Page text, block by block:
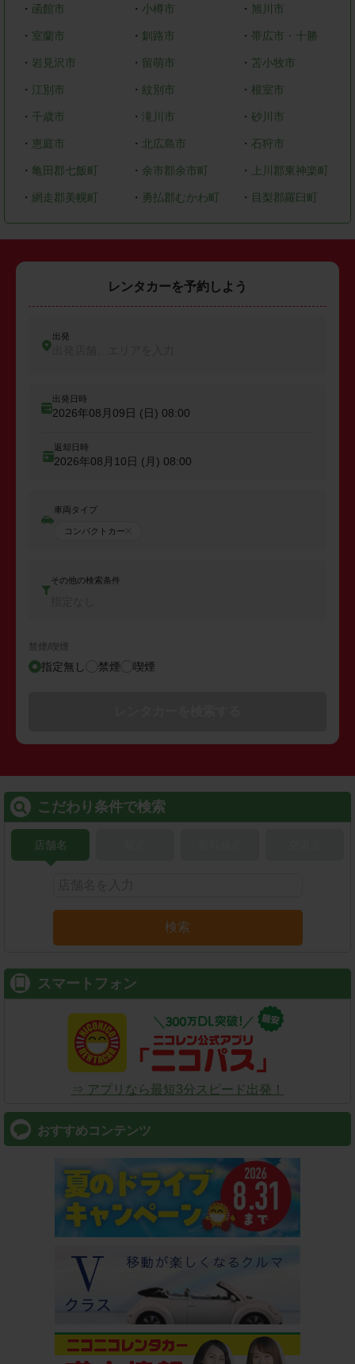
・ 函館市 ・ 小樽市 ・ 旭川市
・ 室蘭市 ・ 釧路市 ・ 帯広市・十勝
・ 岩見沢市 ・ 留萌市 ・苫小牧市
・ 江別市 ・ 紋別市 ・ 根室市
・ 千歳市 ・ 滝川市 ・砂川市
・ 恵庭市 ・ 北広島市 ・ 石狩市
・ 亀田郡七飯町 ・ 余市郡余市町 ・ 上川郡東神楽町
・ 網走郡美幌町 ・ 勇払郡むかわ町 ・ 目梨郡羅臼町
レンタカーを予約しよう
出発
出発日時
2026年08月09日 (日) 08:00
返却日時
2026年08月10日 (月) 08:00
車両タイプ
コンパクトカー
その他の検索条件
禁煙/喫煙
指定無し 禁煙 喫煙
こだわり条件で検索
店舗名
検索
スマートフォン
⇒ アプリなら最短3分スピード出発！
おすすめコンテンツ